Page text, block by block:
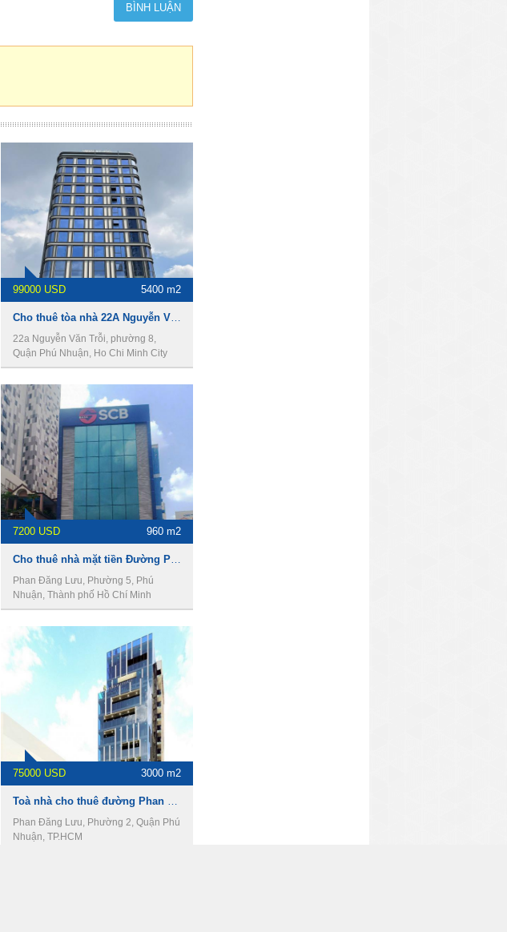
99000 USD 5400 m2
22a Nguyễn Văn Trỗi, phường 8,
Quận Phú Nhuận, Ho Chi Minh City
7200 USD 960 m2
Phan Đăng Lưu, Phường 5, Phú
Nhuận, Thành phố Hồ Chí Minh
75000 USD 3000 m2
Phan Đăng Lưu, Phường 2, Quận Phú
Nhuận, TP.HCM